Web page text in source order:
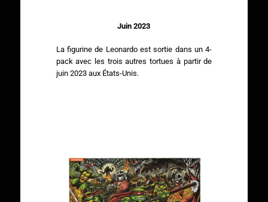
Juin 2023
La figurine de Leonardo est sortie dans un 4-
pack avec les trois autres tortues à partir de
juin 2023 aux États-Unis.